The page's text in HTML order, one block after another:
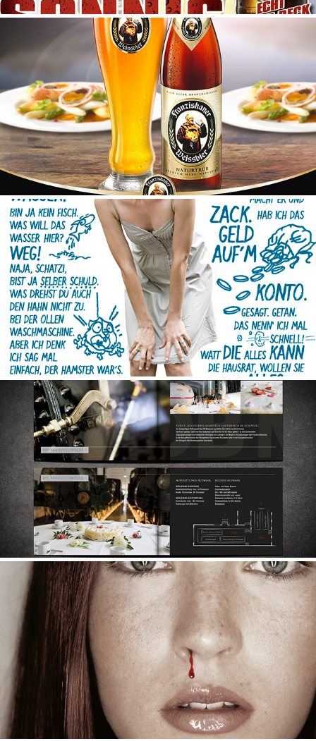
FRANZISKANER
GOTHAER
DEUTSCHE BAHN MUSEUM
CULT NAILS